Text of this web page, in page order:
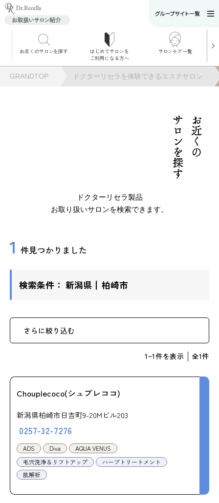
お近くのサロンを探す
はじめてサロンを
ご利用になる方へ
サロンケア一覧
ュー
施術別で探す
お悩み別で探す
角質ケア｜ポレーシ
ョン
毛穴洗浄
毛穴洗浄＆リフトア
まこも蒸し
GRANDTOP ドクターリセラを体験できるエステサロン
お近くの
サロンを探す
ドクターリセラ製品
お取り扱いサロンを検索できます。
1 件見つかりました
検索条件： 新潟県 柏崎市
さらに絞り込む
1 ~1件を表示 全1件
Chouplecoco(シュプレココ)
新潟県柏崎市日吉町9-20Mビル203
0257-32-7276
ADS Diva
AQUA VENUS
毛穴洗浄＆リフトアップ
ハーブトリートメント
肌解析